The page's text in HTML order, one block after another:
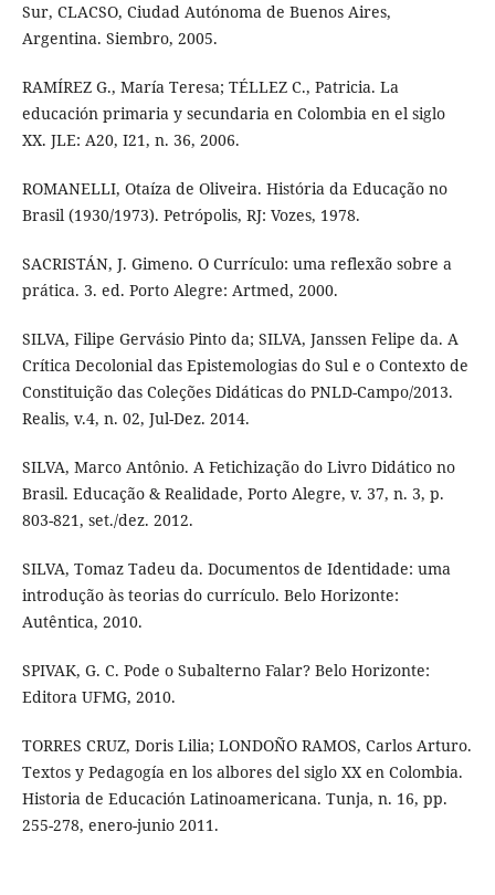
Sur, CLACSO, Ciudad Autónoma de Buenos Aires,
Argentina. Siembro, 2005.
RAMÍREZ G., María Teresa; TÉLLEZ C., Patricia. La
educación primaria y secundaria en Colombia en el siglo
XX. JLE: A20, I21, n. 36, 2006.
ROMANELLI, Otaíza de Oliveira. História da Educação no
Brasil (1930/1973). Petrópolis, RJ: Vozes, 1978.
SACRISTÁN, J. Gimeno. O Currículo: uma reflexão sobre a
prática. 3. ed. Porto Alegre: Artmed, 2000.
SILVA, Filipe Gervásio Pinto da; SILVA, Janssen Felipe da. A
Crítica Decolonial das Epistemologias do Sul e o Contexto de
Constituição das Coleções Didáticas do PNLD-Campo/2013.
Realis, v.4, n. 02, Jul-Dez. 2014.
SILVA, Marco Antônio. A Fetichização do Livro Didático no
Brasil. Educação & Realidade, Porto Alegre, v. 37, n. 3, p.
803-821, set./dez. 2012.
SILVA, Tomaz Tadeu da. Documentos de Identidade: uma
introdução às teorias do currículo. Belo Horizonte:
Autêntica, 2010.
SPIVAK, G. C. Pode o Subalterno Falar? Belo Horizonte:
Editora UFMG, 2010.
TORRES CRUZ, Doris Lilia; LONDOÑO RAMOS, Carlos Arturo.
Textos y Pedagogía en los albores del siglo XX en Colombia.
Historia de Educación Latinoamericana. Tunja, n. 16, pp.
255-278, enero-junio 2011.